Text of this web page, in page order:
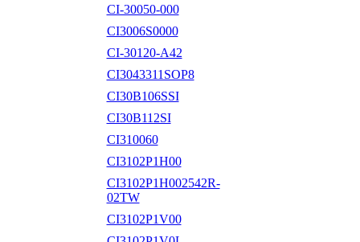
CI-30050-000
CI3006S0000
CI-30120-A42
CI3043311SOP8
CI30B106SSI
CI30B112SI
CI310060
CI3102P1H00
CI3102P1H002542R-
02TW
CI3102P1V00